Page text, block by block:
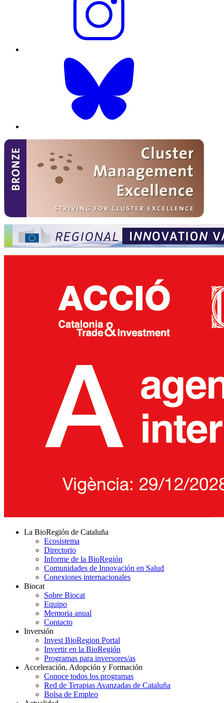
La BioRegión de Cataluña
Ecosistema
Directorio
Informe de la BioRegión
Comunidades de Innovación en Salud
Conexiones internacionales
Biocat
Sobre Biocat
Equipo
Memoria anual
Contacto
Inversión
Invest BioRegion Portal
Invertir en la BioRegión
Programas para inversores/as
Acceleración, Adopción y Formación
Conoce todos los programas
Red de Terapias Avanzadas de Cataluña
Bolsa de Empleo